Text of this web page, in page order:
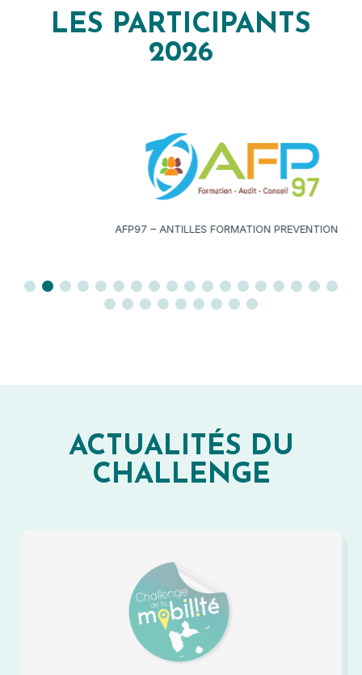
LES PARTICIPANTS
2026
AFP97 – ANTILLES FORMATION PREVENTION 97
ACTUALITÉS DU
CHALLENGE